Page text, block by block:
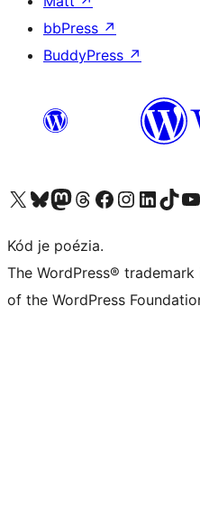
bbPress ↗
BuddyPress ↗
Navštívte náš účet na X (predtým Twitter)
Navštívte náš účet na platforme Bluesky
Navštívte náš účet na Mastodone
Navštívte náš účet na platforme Threads
Navštívte našu stránku na Facebooku
Navštívte náš účet
Navštívte náš účet
Navštívte náš účet na
Kód je poézia.
The WordPress®
of the WordPress